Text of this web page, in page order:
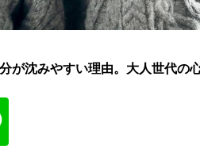
が沈みやすい理由。大人世代の